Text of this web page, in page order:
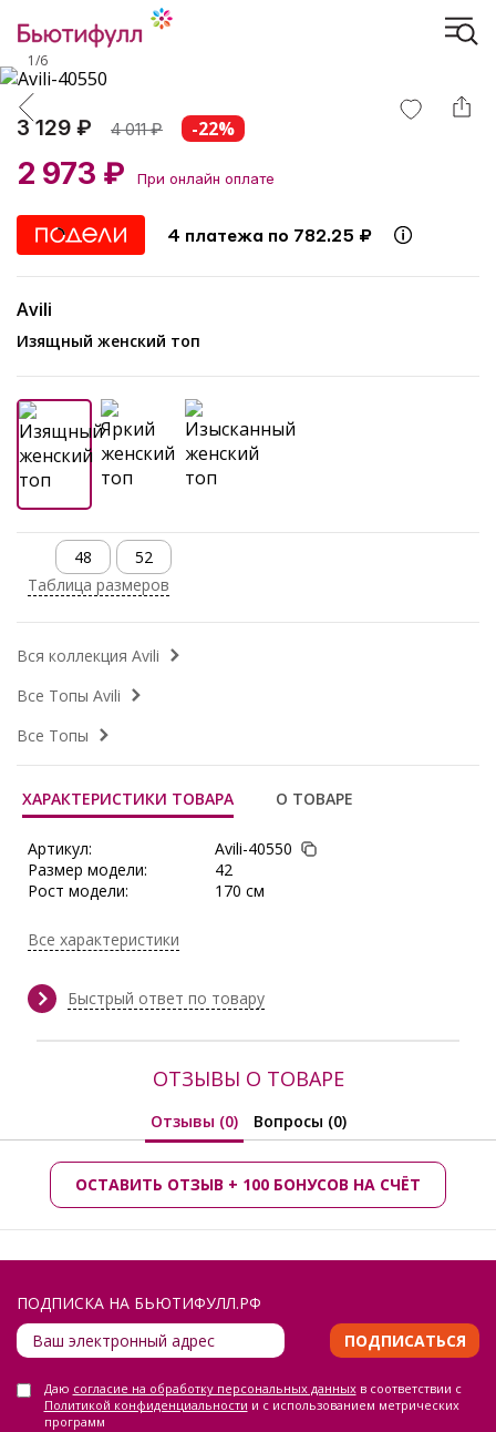
1/6
3 129 ₽ 4 011₽ -22%
2 973 ₽ При онлайн оплате
4 платежа по 782.25 ₽
Avili
Изящный женский топ
48
52
Таблица размеров
Вся коллекция Avili
Все Топы Avili
Все Топы
ХАРАКТЕРИСТИКИ ТОВАРА О ТОВАРЕ
Артикул:
Avili-40550
Размер модели:
42
Рост модели:
170 см
Производитель:
Все характеристики
Быстрый ответ по товару
ОТЗЫВЫ О ТОВАРЕ
Отзывы (0) Вопросы (0)
ОСТАВИТЬ ОТЗЫВ + 100 БОНУСОВ НА СЧЁТ
ПОДПИСКА НА БЬЮТИФУЛЛ.РФ
ПОДПИСАТЬСЯ
Даю согласие на обработку персональных данныхв соответствии с
Политикой конфиденциальности и с использованием метрических
программ